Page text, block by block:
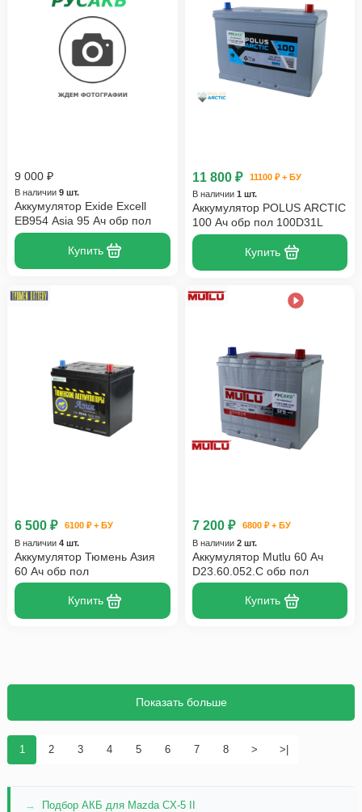
9 000 ₽
В наличии 9 шт.
Аккумулятор Exide Excell
EB954 Asia 95 Ач обр пол
Купить
11 800 ₽
11100 ₽ + БУ
В наличии 1 шт.
Аккумулятор POLUS ARCTIC
100 Ач обр пол 100D31L
Купить
6 500 ₽
6100 ₽ + БУ
В наличии 4 шт.
Аккумулятор Тюмень Азия
60 Ач обр пол
Купить
7 200 ₽
6800 ₽ + БУ
В наличии 2 шт.
Аккумулятор Mutlu 60 Ач
D23.60.052.C обр пол
Купить
1 2 3 4 5 6 7 8 > >|
Показать больше
Подбор АКБ для Mazda CX-5 II